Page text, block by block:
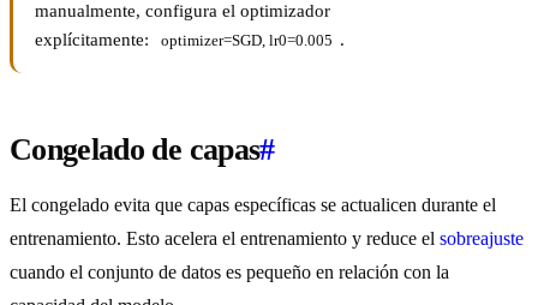
manualmente, configura el optimizador
explícitamente:
optimizer=SGD, lr0=0.005 .
Congelado de capas#
El congelado evita que capas específicas se actualicen durante el
entrenamiento. Esto acelera el entrenamiento y reduce el sobreajuste
cuando el conjunto de datos es pequeño en relación con la